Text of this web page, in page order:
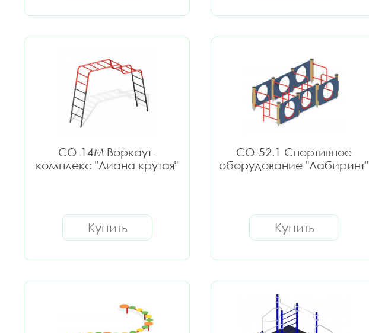
СО-14М Воркаут-
комплекс "Лиана крутая"
Купить
СО-52.1 Спортивное
оборудование "Лабиринт"
Купить